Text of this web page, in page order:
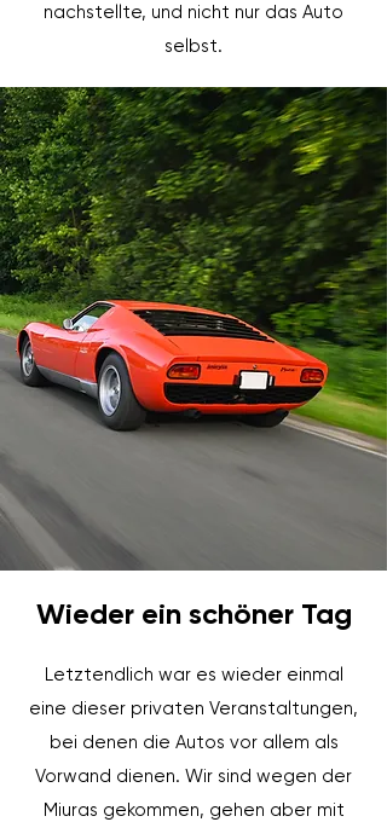
nachstellte, und nicht nur das Auto
selbst.
Wieder ein schöner Tag
Letztendlich war es wieder einmal
eine dieser privaten Veranstaltungen,
bei denen die Autos vor allem als
Vorwand dienen. Wir sind wegen der
Miuras gekommen, gehen aber mit